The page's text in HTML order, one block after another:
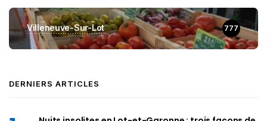
Villeneuve-Sur-Lot 777
DERNIERS ARTICLES